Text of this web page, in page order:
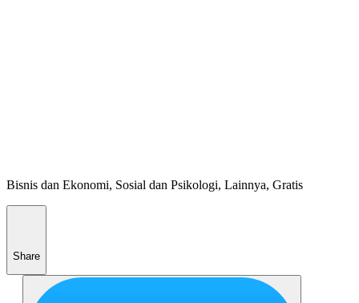
Bisnis dan Ekonomi, Sosial dan Psikologi, Lainnya, Gratis
Share